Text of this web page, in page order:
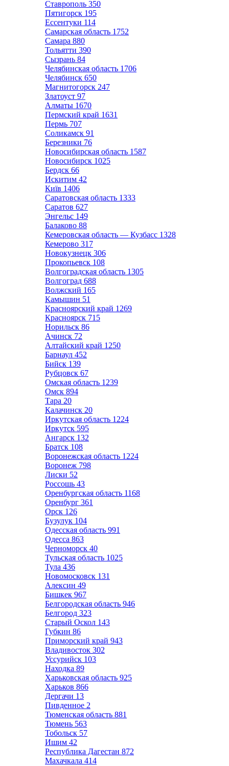
Ставрополь 350
Пятигорск 195
Ессентуки 114
Самарская область 1752
Самара 880
Тольятти 390
Сызрань 84
Челябинская область 1706
Челябинск 650
Магнитогорск 247
Златоуст 97
Алматы 1670
Пермский край 1631
Пермь 707
Соликамск 91
Березники 76
Новосибирская область 1587
Новосибирск 1025
Бердск 66
Искитим 42
Київ 1406
Саратовская область 1333
Саратов 627
Энгельс 149
Балаково 88
Кемеровская область — Кузбасс 1328
Кемерово 317
Новокузнецк 306
Прокопьевск 108
Волгоградская область 1305
Волгоград 688
Волжский 165
Камышин 51
Красноярский край 1269
Красноярск 715
Норильск 86
Ачинск 72
Алтайский край 1250
Барнаул 452
Бийск 139
Рубцовск 67
Омская область 1239
Омск 894
Тара 20
Калачинск 20
Иркутская область 1224
Иркутск 595
Ангарск 132
Братск 108
Воронежская область 1224
Воронеж 798
Лиски 52
Россошь 43
Оренбургская область 1168
Оренбург 361
Орск 126
Бузулук 104
Одесская область 991
Одесса 863
Черноморск 40
Тульская область 1025
Тула 436
Новомосковск 131
Алексин 49
Бишкек 967
Белгородская область 946
Белгород 323
Старый Оскол 143
Губкин 86
Приморский край 943
Владивосток 302
Уссурийск 103
Находка 89
Харьковская область 925
Харьков 866
Дергачи 13
Пивденное 2
Тюменская область 881
Тюмень 563
Тобольск 57
Ишим 42
Республика Дагестан 872
Махачкала 414